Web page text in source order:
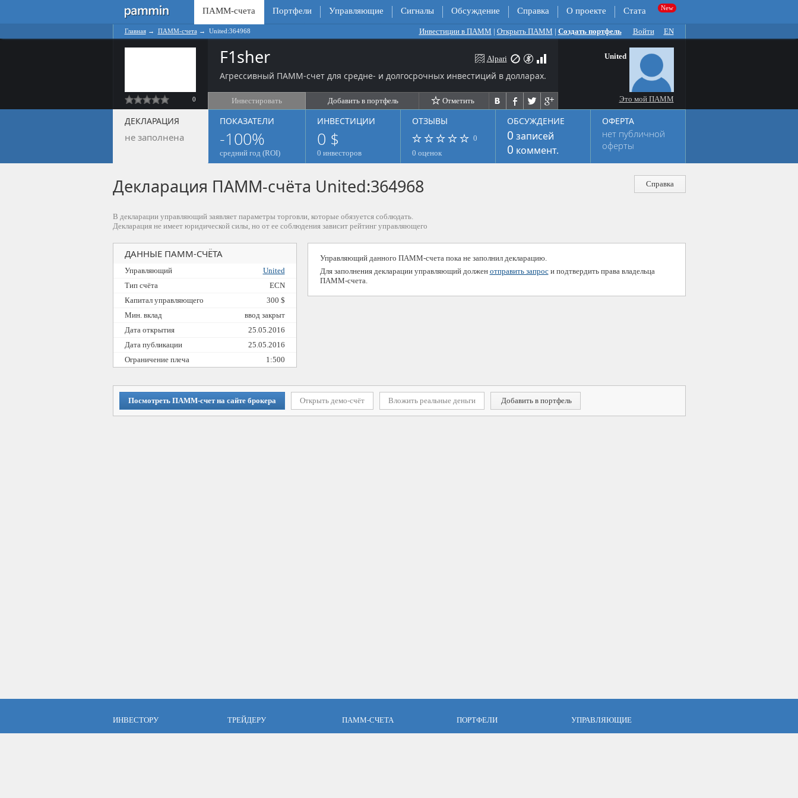
ПАММ-счета Портфели Управляющие Сигналы Обсуждение Справка О проекте Стата
Главная→ ПАММ-счета → United:364968 Инвестиции в ПАММ | Открыть ПАММ | Создать портфель Войти EN
0
F1sher
Агрессивный ПАММ-счет для средне- и долгосрочных инвестиций в долларах.
Alpari
Инвестировать Добавить в портфель Отметить
United
Это мой ПАММ
ДЕКЛАРАЦИЯ
не заполнена
ПОКАЗАТЕЛИ
-100%
средний год (ROI)
ИНВЕСТИЦИИ
0 $
0 инвесторов
ОТЗЫВЫ
0
0 оценок
ОБСУЖДЕНИЕ
0 записей
0 коммент.
ОФЕРТА
нет публичной
оферты
Справка
Декларация ПАММ-счёта United:364968
В декларации управляющий заявляет параметры торговли, которые обязуется соблюдать.
Декларация не имеет юридической силы, но от ее соблюдения зависит рейтинг управляющего
ДАННЫЕ ПАММ-СЧЁТА
Управляющий
United
Тип счёта
ECN
Капитал управляющего
300 $
Мин. вклад
ввод закрыт
Дата открытия
25.05.2016
Дата публикации
25.05.2016
Ограничение плеча
1:500
Управляющий данного ПАММ-счета пока не заполнил декларацию.
Для заполнения декларации управляющий должен отправить запроси подтвердить права владельца
ПАММ-счета.
Посмотреть ПАММ-счет на сайте брокера Открыть демо-счёт Вложить реальные деньги Добавить в портфель
ИНВЕСТОРУ
ТРЕЙДЕРУ
ПАММ-СЧЕТА
ПОРТФЕЛИ
УПРАВЛЯЮЩИЕ